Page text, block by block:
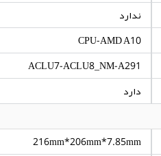
ندارد
CPU-AMD A10
ACLU7-ACLU8_NM-A291
دارد
216mm*206mm*7.85mm